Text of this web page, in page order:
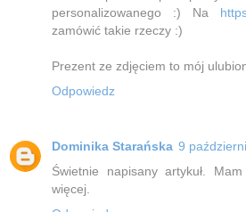
personalizowanego :) Na
zamówić takie rzeczy :)
Prezent ze zdjęciem to mój
Odpowiedz
Dominika Starańska 9
Świetnie napisany artykuł.
więcej.